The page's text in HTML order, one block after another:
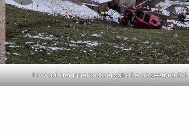
PKW auf der Innerkristbergstraße abgestürzt 5/6